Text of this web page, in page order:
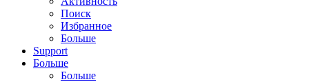
Поиск
Избранное
Больше
Support
Больше
Больше